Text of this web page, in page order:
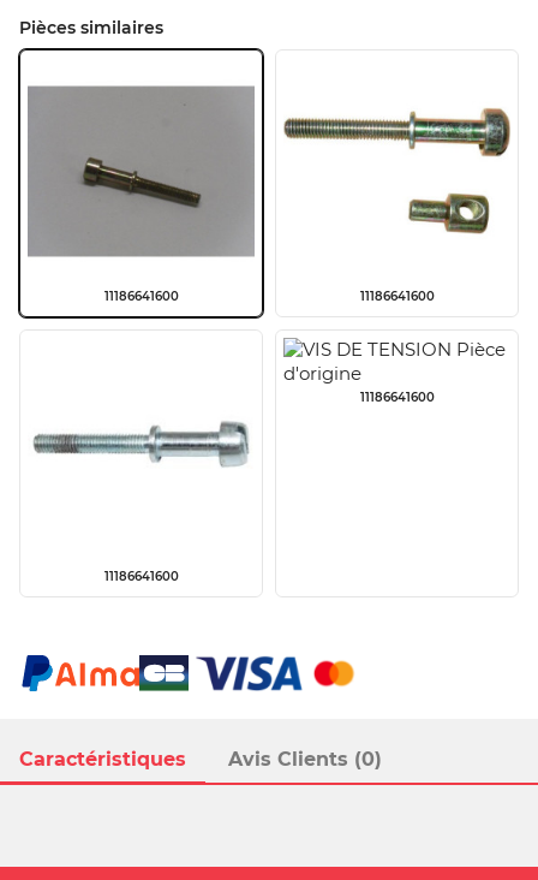
Caractéristiques Avis Clients (0)
Pièces similaires
11186641600 11186641600
11186641600
11186641600